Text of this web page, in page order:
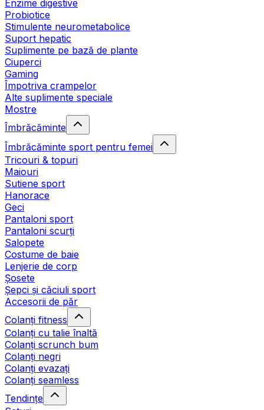
Enzime digestive
Probiotice
Stimulente neurometabolice
Suport hepatic
Suplimente pe bază de plante
Ciuperci
Gaming
Împotriva crampelor
Alte suplimente speciale
Mostre
Îmbrăcăminte
Îmbrăcăminte sport pentru femei
Tricouri & topuri
Maiouri
Sutiene sport
Hanorace
Geci
Pantaloni sport
Pantaloni scurți
Salopete
Costume de baie
Lenjerie de corp
Șosete
Șepci și căciuli sport
Accesorii de păr
Colanți fitness
Colanți cu talie înaltă
Colanți scrunch bum
Colanți negri
Colanți evazați
Colanți seamless
Tendințe